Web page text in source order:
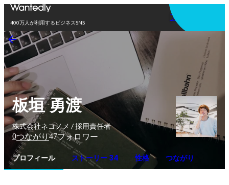
400万人が利用するビジネスSNS
アプリを使う
板垣 勇渡
株式会社ネコノメ / 採用責任者
0つながり47フォロワー
プロフィール ストーリー 34 性格 つながり